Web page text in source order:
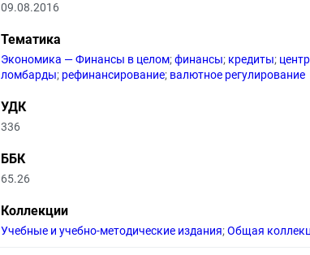
09.08.2016
Тематика
Экономика — Финансы в целом;финансы; кредиты;
ломбарды; рефинансирование; валютное регулирование
УДК
336
ББК
65.26
Коллекции
Учебные и учебно-методические издания;Общая